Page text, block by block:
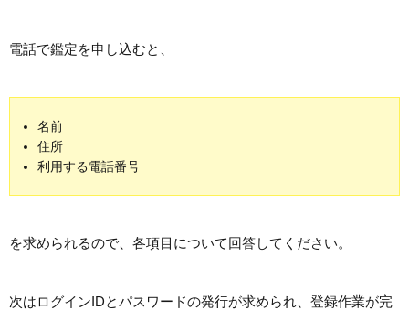
電話で鑑定を申し込むと、
名前
住所
利用する電話番号
を求められるので、各項目について回答してください。
次はログインIDとパスワードの発行が求められ、登録作業が完